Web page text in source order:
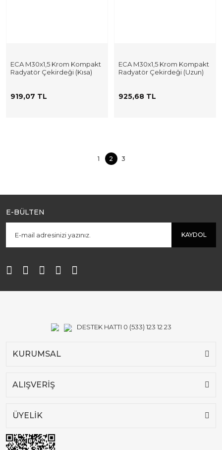
ECA M30x1,5 Krom Kompakt
Radyatör Çekirdeği (Kısa)
919,07 TL
ECA M30x1,5 Krom Kompakt
Radyatör Çekirdeği (Uzun)
925,68 TL
1 2 3
E-BÜLTEN
KAYDOL
DESTEK HATTI 0 (533) 123 12 23
KURUMSAL
ALIŞVERİŞ
ÜYELİK